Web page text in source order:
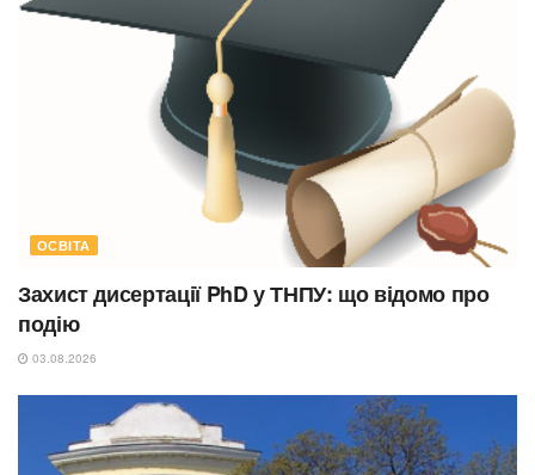
ОСВІТА
Захист дисертації PhD у ТНПУ: що відомо про
подію
03.08.2026